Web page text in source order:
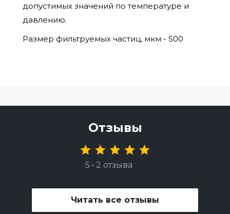
допустимых значений по температуре и
давлению.
Размер фильтруемых частиц, мкм - 500
Отзывы
5 • 2 отзыва
Читать все отзывы